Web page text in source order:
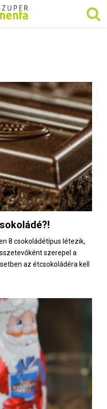
8 csokoládétípus létezik,
szerepel a
az étcsokoládéra kell